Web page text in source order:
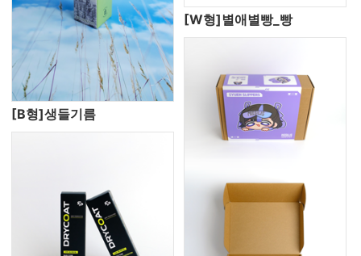
[B형]생들기름
[W형]별애별빵_빵